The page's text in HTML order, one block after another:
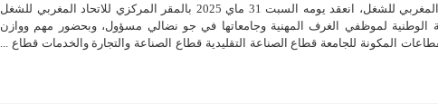
تحت إشراف الأمانة الوطنية للاتحاد المغربي للشغل، انعقد يومه السبت 31 ماي 2025 بالمقر المركزي للاتحاد المغربي للشغل
الوطنية لموظفي الغرف المهنية وجامعاتها في جو نضالي مسؤول، وبحضور مهم ووازن
المكونة للجامعة قطاع الصناعة التقليدية قطاع الصناعة والتجارة والخدمات قطاع ...